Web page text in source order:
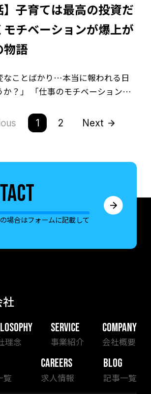
】子育ては最高の投資だ
モチベーションが爆上が
物語
なことばかり…本当に報われる日
か？」 「仕事のモチベーションが
、心温まるエピソードをご紹介し
ある経営者の男性が体験し […]
1 2 Next
場合はフォームに記載して
社
理念
SERVICE
事業紹介
COMPANY
会社概要
覧
CAREERS
求人情報
BLOG
記事一覧